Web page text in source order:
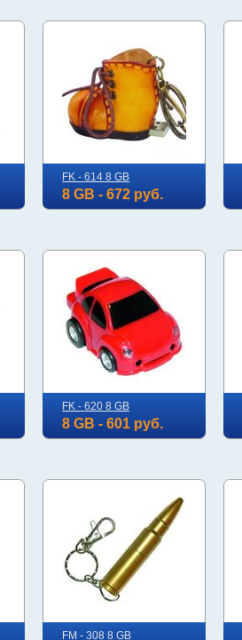
FK - 614 8 GB
8 GB - 672 руб.
FK - 620 8 GB
8 GB - 601 руб.
FM - 308 8 GB